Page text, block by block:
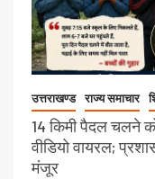
उत्तराखण्ड राज्य समाचार
14 किमी पैदल चलने
वीडियो वायरल;
मंजूर